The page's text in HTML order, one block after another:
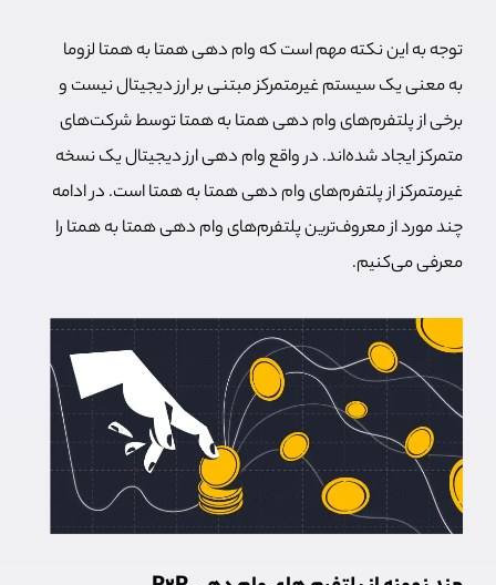
توجه به این نکته مهم است که وام دهی همتا به همتا لزوما
به معنی یک سیستم غیرمتمرکز مبتنی بر ارز دیجیتال نیست و
برخی از پلتفرم‌های وام دهی همتا به همتا توسط شرکت‌های
متمرکز ایجاد شده‌اند. در واقع وام دهی ارز دیجیتال یک نسخه
غیرمتمرکز از پلتفرم‌های وام دهی همتا به همتا است. در ادامه
چند مورد از معروف‌ترین پلتفرم‌های وام دهی همتا به همتا را
معرفی می‌کنیم.